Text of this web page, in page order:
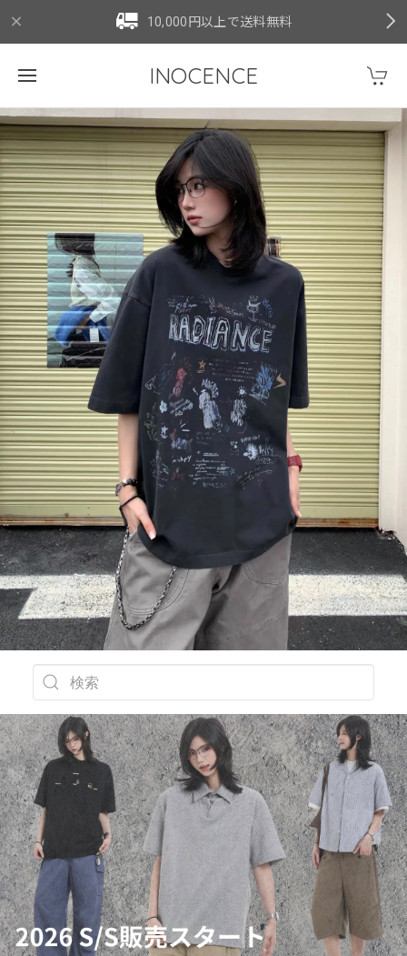
10,000円以上で送料無料
INOCENCE